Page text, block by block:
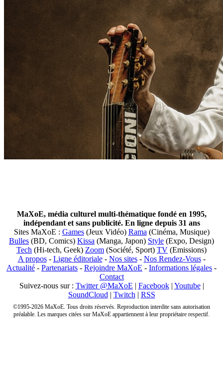
MaXoE, média culturel multi-thématique fondé en 1995,
indépendant et sans publicité. En ligne depuis 31 ans
Sites MaXoE : Games(Jeux Vidéo) Rama (Cinéma, Musique)
Bulles (BD, Comics) Kissa (Manga, Japon) Style (Expo, Design)
Tech (Hi-tech, Geek) Zoom (Société, Sport) TV (Emissions)
A propos- Ligne éditoriale- Nos sites- Nos Rendez-Vous-
Actualité - Partenariats - Rejoindre MaXoE - Informations légales -
Contact
Suivez-nous sur : Twitter @MaXoE | Facebook| Youtube|
SoundCloud | Twitch | RSS
©1995-2026 MaXoE. Tous droits réservés. Reproduction interdite sans autorisation
préalable. Les marques citées sur MaXoE appartiennent à leur propriétaire respectif.